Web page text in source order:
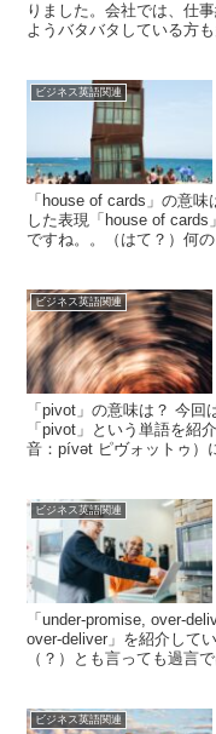
りました。会社では、仕
ようバタバタしている方
ビジネス英語関連
「house of cards」の意
した表現「house of cards
ですね。。（はて？）何
ビジネス英語関連
「pivot」の意味は？ 今
「pivot」という単語を紹
音：pívət ピヴォットゥ）
ビジネス英語関連
「under-promise, over-
over-deliver」を紹介して
（？）とも言っても過言
ビジネス英語関連